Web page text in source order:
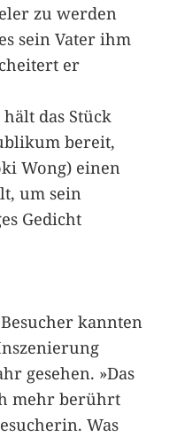
zu werden
sein Vater ihm
er
das Stück
bereit,
Wong) einen
um sein
Gedicht
kannten
gesehen. »Das
mehr berührt
Was